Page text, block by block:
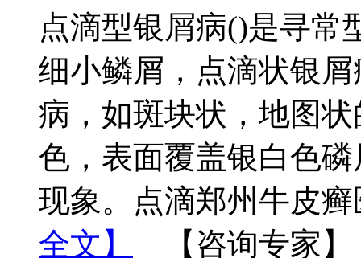
点滴型银屑病()是寻常
细小鳞屑，点滴状银
病，如斑块状，地图
色，表面覆盖银白色
现象。点滴郑州牛皮
全文】
【咨询专家】